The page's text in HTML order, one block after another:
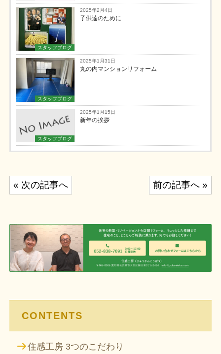
スタッフブログ
2025年2月4日
子供達のために
スタッフブログ
2025年1月31日
丸の内マンションリフォーム
スタッフブログ
2025年1月15日
新年の挨拶
投
稿
ビ
ゲ
ー
シ
前の記事へ »
« 次の記事へ
CONTENTS
住感工房 3つのこだわり